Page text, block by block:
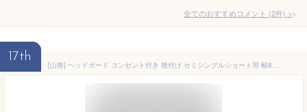
全てのおすすめコメント (2件) >
17th
[山善] ヘッドボード コンセント付き 後付け セミシングルショート用 幅80×奥行15×高さ66cm ナチュラル SHB-8066(NA)